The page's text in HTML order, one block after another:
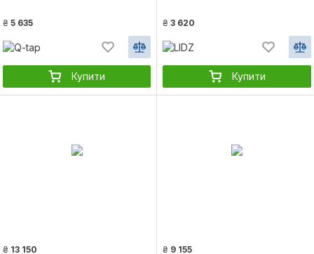
₴ 5 635
Купити
₴ 3 620
Купити
₴ 13 150 ₴ 9 155